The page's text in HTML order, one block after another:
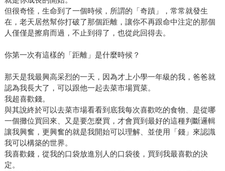
但很奇怪，生命到了一個時候，所謂的「奇蹟」，常常就發生
在，老天居然幫你打破了那個距離，讓你不再跟命中注定的那個
人僅僅是擦肩而過，不止到得了，也從此回得去。
你第一次有這樣的「距離」是什麼時候？
那天是我最興高采烈的一天，因為才上小學一年級的我，爸爸就
認為我長大了，可以跟他一起去菜市場買菜。
我超喜歡錢。
與其說終於可以去菜市場看看到底我每次喜歡吃的食物、是從哪
一個攤位買回來、又是要怎麼買，才會買到最好的這種判斷邏輯
讓我興奮，更興奮的就是我開始可以理解、並使用「錢」來認識
我可以構築的世界。
我喜歡錢，從我的口袋放進別人的口袋後，買到我最喜歡的決
定。